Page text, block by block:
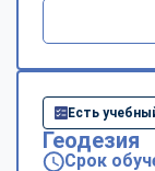
Есть
Геодезия
Срок